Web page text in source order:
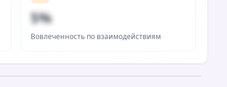
5%
Вовлеченность по взаимодействиям